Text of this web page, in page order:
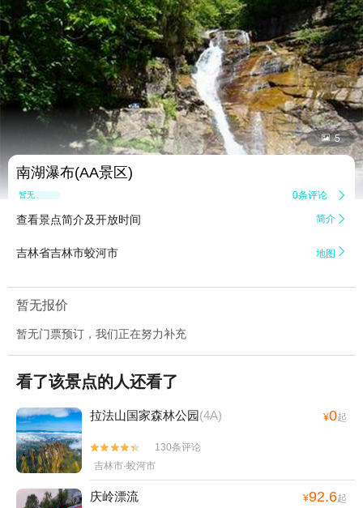
 5
南湖瀑布(AA景区)
暂无点评 0条评论 
查看景点简介及开放时间 简介 
吉林省吉林市蛟河市 地图 
暂无报价
暂无门票预订，我们正在努力补充
看了该景点的人还看了
拉法山国家森林公园(4A) ¥0起


130条评论
吉林市·蛟河市
庆岭漂流 ¥92.6起
